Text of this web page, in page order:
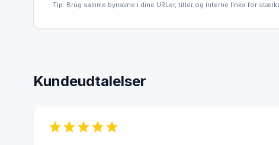
Tip: Brug samme bynavne i dine URLer, titler og interne links for
Kundeudtalelser
starstarstarstarstar